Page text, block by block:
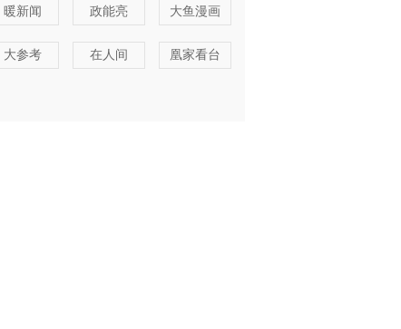
暖新闻 政能亮 大鱼漫画
大参考 在人间 凰家看台